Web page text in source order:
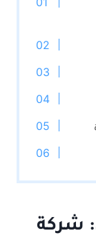
شركة